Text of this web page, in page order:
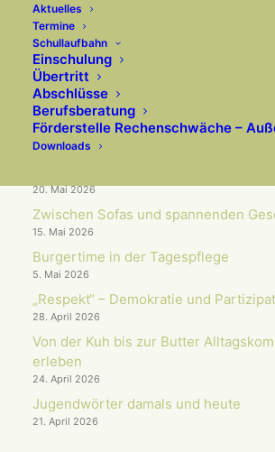
Aktuelles
Termine
Schullaufbahn
Einschulung
Übertritt
Abschlüsse
Berufsberatung
Förderstelle Rechenschwäche –
Downloads
AKTUELLES
Wenn Wissenschaft auf
10. Juli 2026
Arbeit im Schulgarten trägt erste
10. Juni 2026
20. Mai 2026
Zwischen Sofas und spannenden
15. Mai 2026
Burgertime in der Tagespflege
5. Mai 2026
„Respekt“ – Demokratie und
28. April 2026
Von der Kuh bis zur Butter
erleben
24. April 2026
Jugendwörter damals und heute
21. April 2026